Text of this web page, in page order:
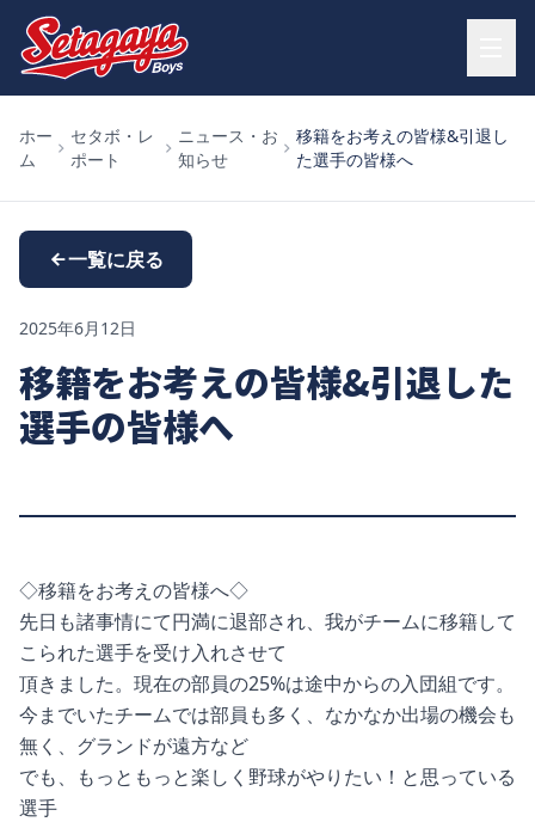
ホー
ム
セタボ・レ
ポート
ニュース・お
知らせ
移籍をお考えの皆様&引退し
た選手の皆様へ
一覧に戻る
2025年6月12日
移籍をお考えの皆様&引退した
選手の皆様へ
◇移籍をお考えの皆様へ◇
先日も諸事情にて円満に退部され、我がチームに移籍して
こられた選手を受け入れさせて
頂きました。現在の部員の25%は途中からの入団組です。
今までいたチームでは部員も多く、なかなか出場の機会も
無く、グランドが遠方など
でも、もっともっと楽しく野球がやりたい！と思っている
選手